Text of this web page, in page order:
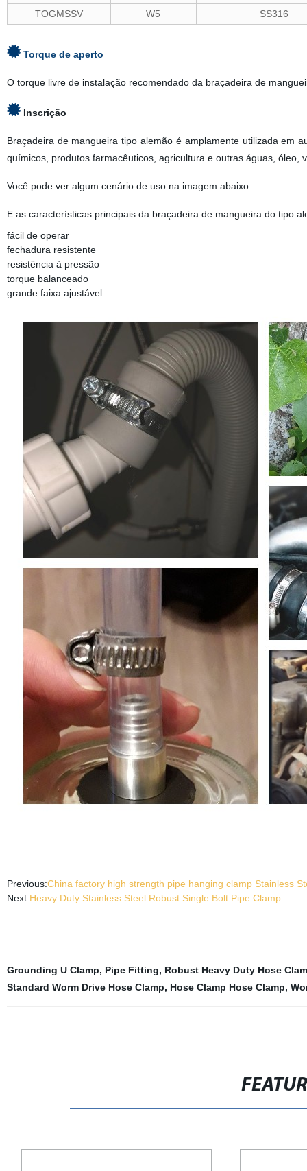
TOGMSSV W5 SS316
Torque de aperto
O torque livre de instalação recomendado da braçadeira de
Inscrição
Braçadeira de mangueira tipo alemão é amplamente utilizada em
químicos, produtos farmacêuticos, agricultura e outras águas, óleo,
Você pode ver algum cenário de uso na imagem abaixo.
E as características principais da braçadeira de mangueira do tipo
fácil de operar
fechadura resistente
resistência à pressão
torque balanceado
grande faixa ajustável
Previous:China factory high strength pipe hanging clamp Stainless
Next:Heavy Duty Stainless Steel Robust Single Bolt Pipe Clamp
Grounding U Clamp, Pipe Fitting, Robust Heavy Duty Hose
Standard Worm Drive Hose Clamp, Hose Clamp Hose Clamp,